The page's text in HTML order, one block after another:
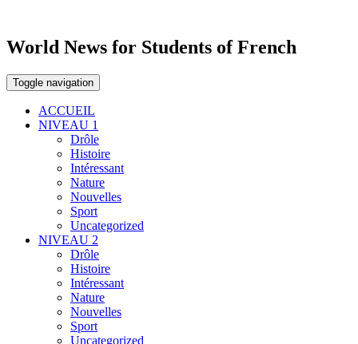
World News for Students of French
Toggle navigation
ACCUEIL
NIVEAU 1
Drôle
Histoire
Intéressant
Nature
Nouvelles
Sport
Uncategorized
NIVEAU 2
Drôle
Histoire
Intéressant
Nature
Nouvelles
Sport
Uncategorized